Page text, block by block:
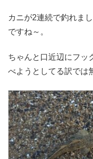
カニが2連続で釣れま
ですね～。
ちゃんと口近辺にフッ
べようとしてる訳では